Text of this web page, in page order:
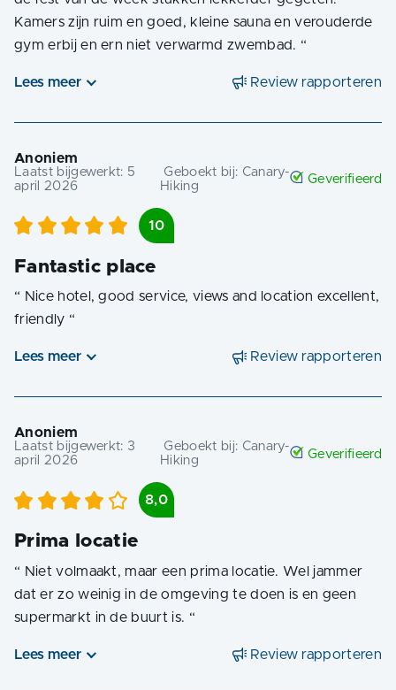
Kamers zijn ruim en goed, kleine sauna en verouderde
gym erbij en ern niet verwarmd zwembad. “
Lees meer Review rapporteren
Anoniem
Laatst bijgewerkt: 5
april 2026
Geboekt bij: Canary-
Hiking
Geverifieerd
10
Fantastic place
“ Nice hotel, good service, views and location excellent,
friendly “
Lees meer Review rapporteren
Anoniem
Laatst bijgewerkt: 3
april 2026
Geboekt bij: Canary-
Hiking
Geverifieerd
8,0
Prima locatie
“ Niet volmaakt, maar een prima locatie. Wel jammer
dat er zo weinig in de omgeving te doen is en geen
supermarkt in de buurt is. “
Lees meer Review rapporteren